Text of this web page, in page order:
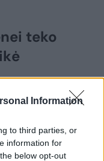
Information
to third parties, or
information for
below opt-out
teko